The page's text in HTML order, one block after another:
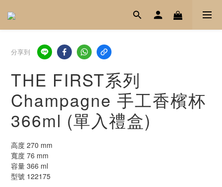
分享到
THE FIRST系列
Champagne 手工香檳杯
366ml (單入禮盒)
高度 270 mm
寬度 76 mm
容量 366 ml
型號 122175